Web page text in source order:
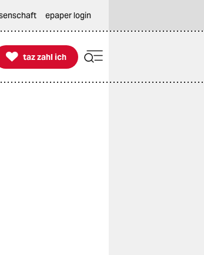
epaper login

taz zahl ich
taz zahl ich